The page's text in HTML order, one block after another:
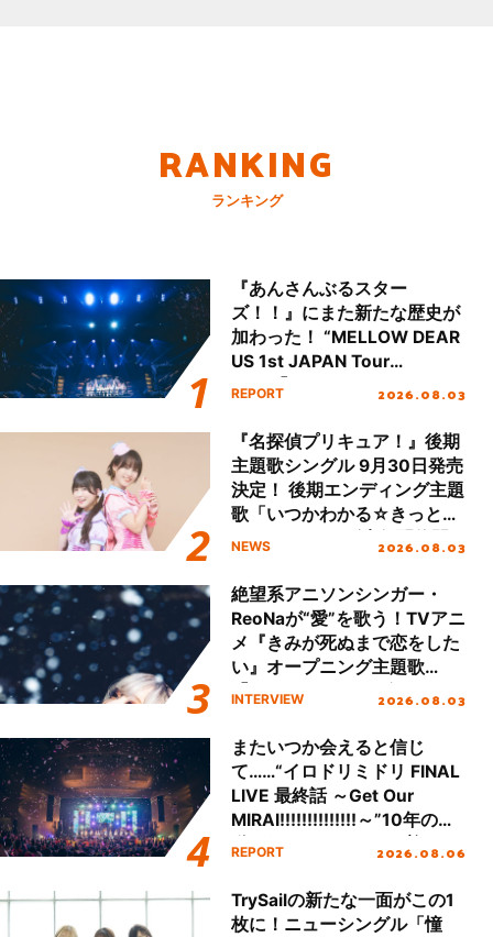
RANKING
ランキング
『あんさんぶるスター
ズ！！』にまた新たな歴史が
加わった！ “MELLOW DEAR
US 1st JAPAN Tour
Final「NICE to meet YOU
ート!!
REPORT 2026.08.03
『名探偵プリキュア！』後期
主題歌シングル 9月30日発売
決定！ 後期エンディング主題
歌「いつかわかる☆きっとあ
える」TVサイズ先行配信開
NEWS 2026.08.03
絶望系アニソンシンガー・
ReoNaが“愛”を歌う！TVアニ
メ『きみが死ぬまで恋をした
い』オープニング主題歌
「Amore」インタビュー
INTERVIEW 2026.08.03
またいつか会えると信じ
て……“イロドリミドリ FINAL
LIVE 最終話 ～Get Our
MIRAI!!!!!!!!!!!!!!～”10年の活
動を経てファイナルを迎える
REPORT 2026.08.06
TrySailの新たな一面がこの1
枚に！ニューシングル「憧